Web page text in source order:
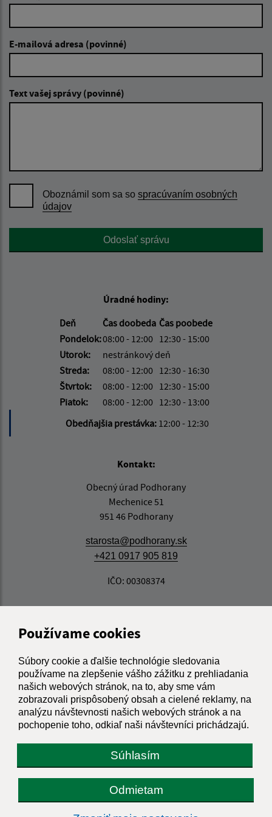
Používame cookies
Súbory cookie a ďalšie technológie sledovania
používame na zlepšenie vášho zážitku z prehliadania
našich webových stránok, na to, aby sme vám
zobrazovali prispôsobený obsah a cielené reklamy, na
analýzu návštevnosti našich webových stránok a na
pochopenie toho, odkiaľ naši návštevníci prichádzajú.
Súhlasím
Odmietam
E-mailová adresa (povinné)
Text vašej správy (povinné)
Oboznámil som sa so spracúvaním osobných
údajov
Google reCaptcha ResponseOdoslať správu
Úradné hodiny:
Deň
Čas doobeda Čas poobede
Pondelok:08:00 - 12:00 12:30 - 15:00
Utorok:
nestránkový deň
Streda:
08:00 - 12:00 12:30 - 16:30
Štvrtok:
08:00 - 12:00 12:30 - 15:00
Piatok:
08:00 - 12:00 12:30 - 13:00
Obedňajšia prestávka: 12:00 - 12:30
Kontakt:
Obecný úrad Podhorany
Mechenice 51
951 46 Podhorany
starosta@podhorany.sk
+421 0917 905 819
IČO: 00308374